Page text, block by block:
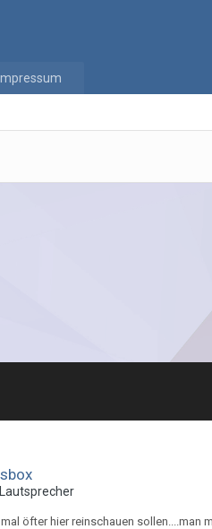
Impressum
Lautsprecher
öfter hier reinschauen sollen....man